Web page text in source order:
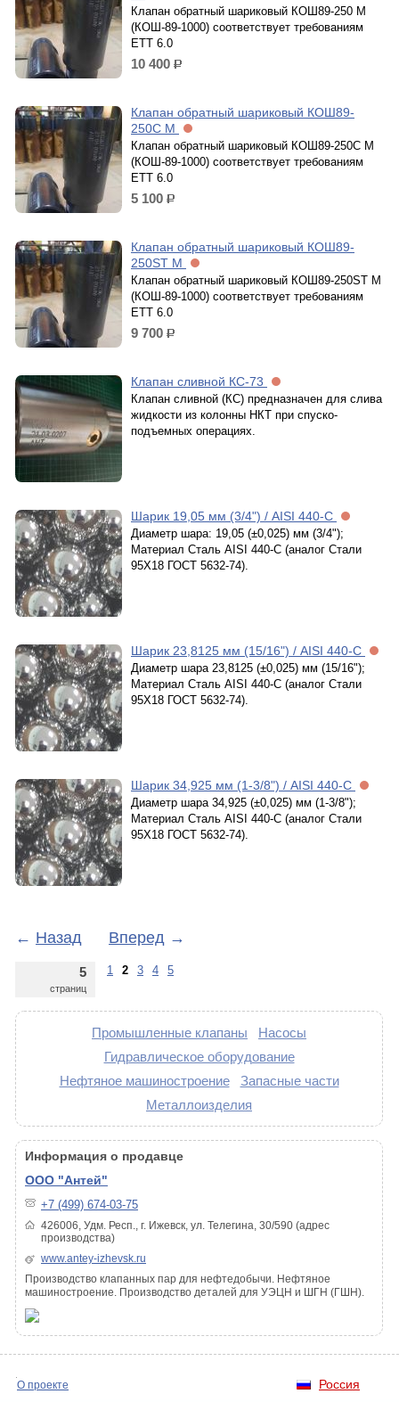
Клапан обратный шариковый КОШ89-250 М
(КОШ-89-1000) cоответствует требованиям
ЕТТ 6.0
10 400 р.
Клапан обратный шариковый КОШ89-
250С М
Клапан обратный шариковый КОШ89-250С М
(КОШ-89-1000) cоответствует требованиям
ЕТТ 6.0
5 100 р.
Клапан обратный шариковый КОШ89-
250ST М
Клапан обратный шариковый КОШ89-250ST М
(КОШ-89-1000) cоответствует требованиям
ЕТТ 6.0
9 700 р.
Клапан сливной КС-73
Клапан сливной (КС) предназначен для слива
жидкости из колонны НКТ при спуско-
подъемных операциях.
Шарик 19,05 мм (3/4") / AISI 440-C
Диаметр шара: 19,05 (±0,025) мм (3/4");
Материал Сталь AISI 440-C (аналог Стали
95Х18 ГОСТ 5632-74).
Шарик 23,8125 мм (15/16") / AISI 440-C
Диаметр шара 23,8125 (±0,025) мм (15/16");
Материал Сталь AISI 440-C (аналог Стали
95Х18 ГОСТ 5632-74).
Шарик 34,925 мм (1-3/8") / AISI 440-C
Диаметр шара 34,925 (±0,025) мм (1-3/8");
Материал Сталь AISI 440-C (аналог Стали
95Х18 ГОСТ 5632-74).
← Назад Вперед →
5
страниц
1 2 3 4 5
Промышленные клапаны
Насосы
Гидравлическое оборудование
Нефтяное машиностроение
Запасные части
Металлоизделия
Информация о продавце
ООО "Антей"
+7 (499) 674-03-75
426006, Удм. Респ., г. Ижевск, ул. Телегина, 30/590 (адрес
производства)
www.antey-izhevsk.ru
Производство клапанных пар для нефтедобычи. Нефтяное
машиностроение. Производство деталей для УЭЦН и ШГН (ГШН).
Россия
О проекте